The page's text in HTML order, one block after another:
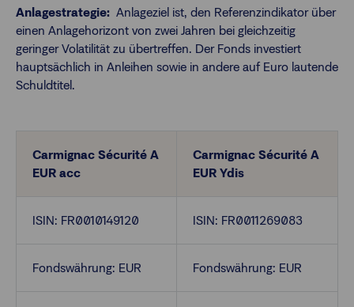
Finanzberatende
Kontakt
Login
Anlagestrategie: Anlageziel ist, den Referenzindikator über
einen Anlagehorizont von zwei Jahren bei gleichzeitig
geringer Volatilität zu übertreffen. Der Fonds investiert
hauptsächlich in Anleihen sowie in andere auf Euro lautende
Schuldtitel.
Carmignac Sécurité A
EUR acc
Carmignac Sécurité A
EUR Ydis
ISIN: FR0010149120 ISIN: FR0011269083
Fondswährung: EUR Fondswährung: EUR